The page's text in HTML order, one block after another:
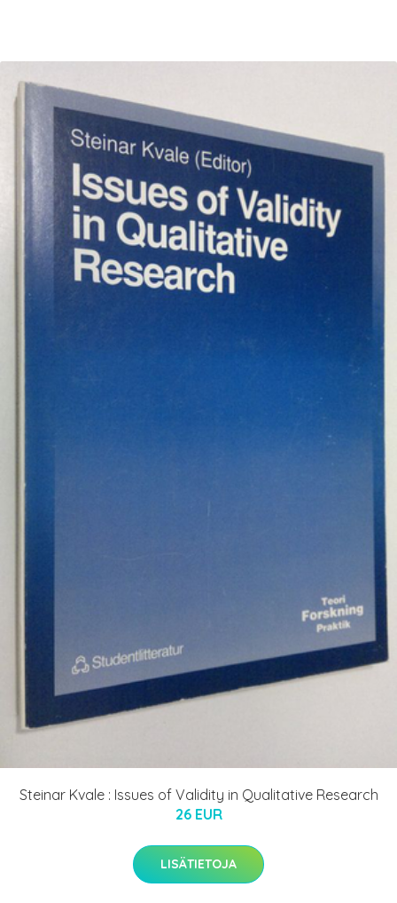
Steinar Kvale : Issues of Validity in Qualitative Research
26 EUR
LISÄTIETOJA